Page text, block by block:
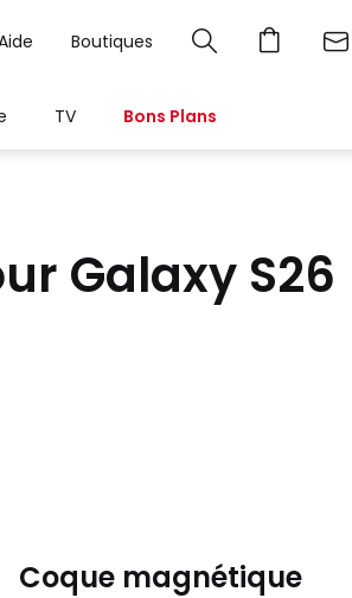
Boutiques
TV Bons Plans
Galaxy S26
Coque magnétique